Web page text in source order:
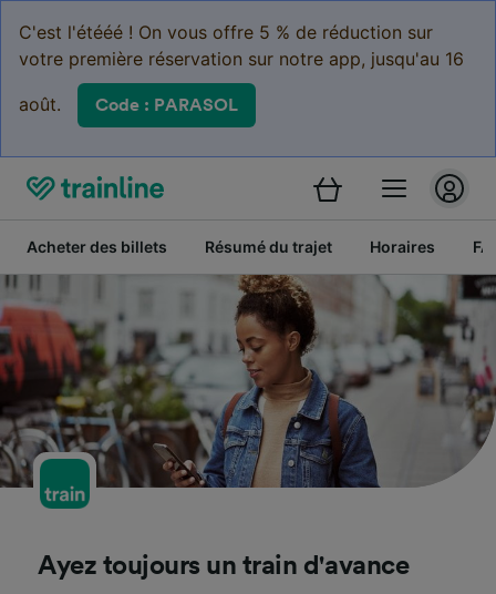
C'est l'étééé ! On vous offre 5 % de réduction sur
votre première réservation sur notre app, jusqu'au 16
août. Code : PARASOL
Acheter des billets Résumé du trajet Horaires
Ayez toujours un train d'avance